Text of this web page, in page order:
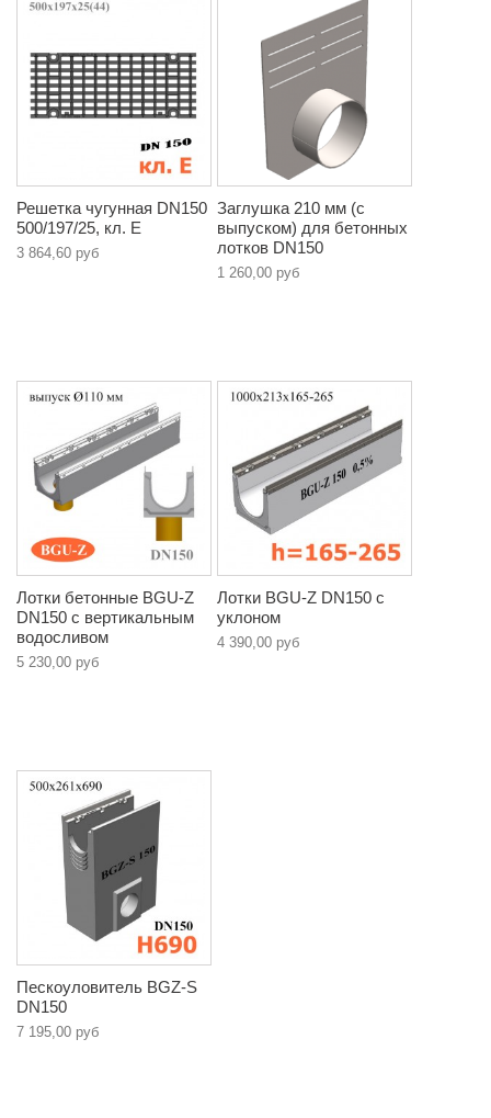
Решетка чугунная DN150
500/197/25, кл. E
3 864,60 руб
Заглушка 210 мм (с
выпуском) для бетонных
лотков DN150
1 260,00 руб
Лотки бетонные BGU-Z
DN150 с вертикальным
водосливом
5 230,00 руб
Лотки BGU-Z DN150 с
уклоном
4 390,00 руб
Пескоуловитель BGZ-S
DN150
7 195,00 руб